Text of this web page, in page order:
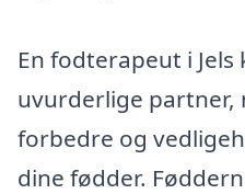
En fodterapeut i
uvurderlige partner,
forbedre og
dine fødder.